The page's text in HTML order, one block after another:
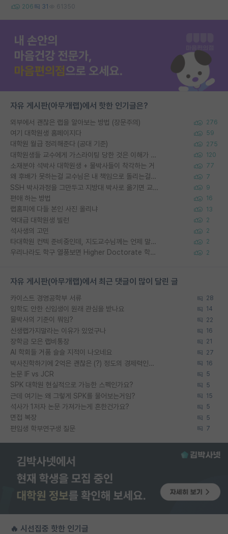
206 31 61350
자유 게시판(아무개랩)에서 핫한 인기글은?
외부에서 괜찮은 랩을 알아보는 방법 (장문주의) 276
여기 대학원생 홈페이지다 59
대학원 월급 정리해준다 (공대 기준) 275
대학원생들 교수에게 가스라이팅 당한 것은 이해가 갑니다. 안타깝네요. 120
소재분야 석박사 대학원생 + 물박사들이 착각하는 거 77
왜 후배가 못하는걸 교수님은 내 책임으로 돌리는걸까요? 7
SSH 박사과정을 그만두고 지방대 박사로 옮기면 교수의 꿈은 끝일까요? 9
편애 하는 방법 16
랩홈피에 다들 본인 사진 올리냐 13
역대급 대학원생 빌런 2
석사생의 고민 2
타대학원 컨텍 준비중인데, 지도교수님께는 언제 말씀드려야 할까요? 2
우리나라도 학구 열풍보면 Higher Doctorate 학위가 필요하다고 봅니다. 2
자유 게시판(아무개랩)에서 최근 댓글이 많이 달린 글
카이스트 경영공학부 서류 28
입학도 안한 신입생이 원래 관심을 받나요 14
물박사의 기준이 뭐임? 22
신생랩가지말라는 이유가 있었구나 16
장학금 모은 랩비통장 21
AI 학회들 거품 슬슬 지적이 나오네요 27
박사진학하기에 2억은 괜찮은 (?) 정도의 경제력인가요 16
논문 IF vs JCR 5
SPK 대학원 현실적으로 가능한 스펙인가요? 5
근데 여기는 왜 그렇게 SPK를 물어보는거임? 15
석사가 1저자 논문 가져가는게 흔한건가요? 5
면접 복장 5
편입생 학부연구생 질문 7
🔥 시선집중 핫한 인기글